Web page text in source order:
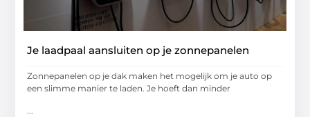
Je laadpaal aansluiten op je zonnepanelen
Zonnepanelen op je dak maken het mogelijk om je auto op
een slimme manier te laden. Je hoeft dan minder
...